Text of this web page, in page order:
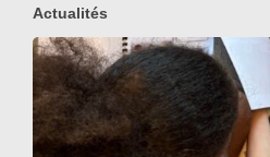
Actualités